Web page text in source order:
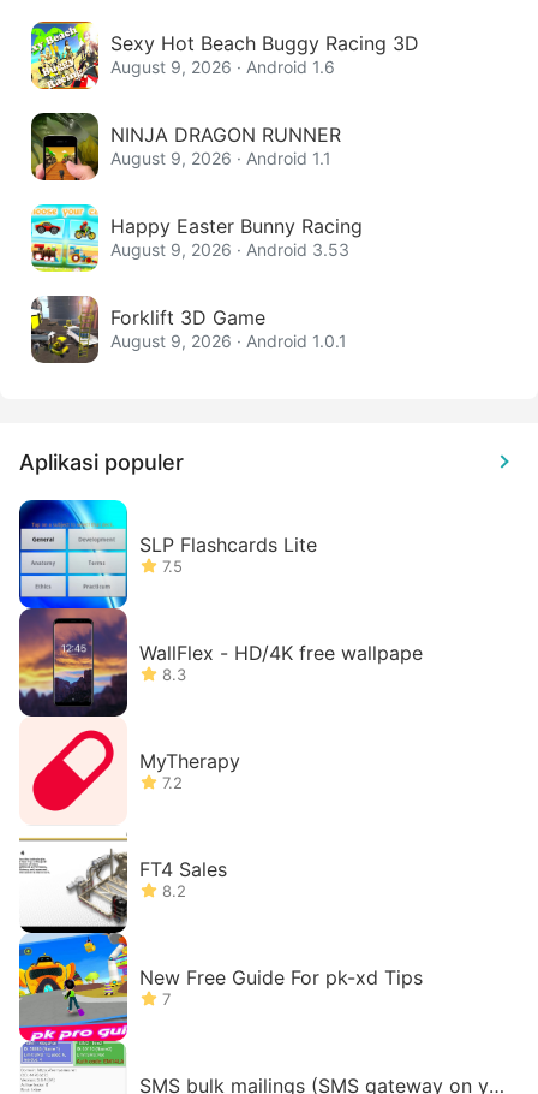
Sexy Hot Beach Buggy Racing 3D
August 9, 2026 · Android 1.6
NINJA DRAGON RUNNER
August 9, 2026 · Android 1.1
Happy Easter Bunny Racing
August 9, 2026 · Android 3.53
Forklift 3D Game
August 9, 2026 · Android 1.0.1
Aplikasi populer
SLP Flashcards Lite
7.5
WallFlex - HD/4K free wallpape
8.3
MyTherapy
7.2
FT4 Sales
8.2
New Free Guide For pk-xd Tips
7
SMS bulk mailings (SMS gateway on yo